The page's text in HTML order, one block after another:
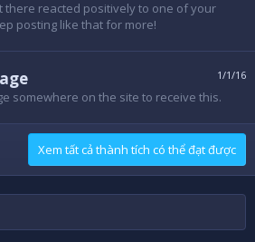
there reacted positively to one of your
posting like that for more!
1/1/16
somewhere on the site to receive this.
Xem tất cả thành tích có thể đạt được